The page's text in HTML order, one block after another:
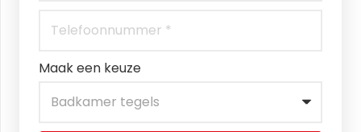
Maak een keuze